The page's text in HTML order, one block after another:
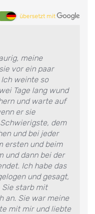
übersetzt mit
meine
vor ein paar
weinte so
Tage lang wund
und warte auf
er sie
dem
und bei jeder
ersten und beim
und dann bei der
Ich habe das
und gesagt,
Sie starb mit
an. Sie war meine
mit mir und liebte